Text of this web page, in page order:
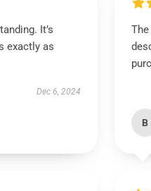
It’s
exactly as
Dec 6, 2024
B